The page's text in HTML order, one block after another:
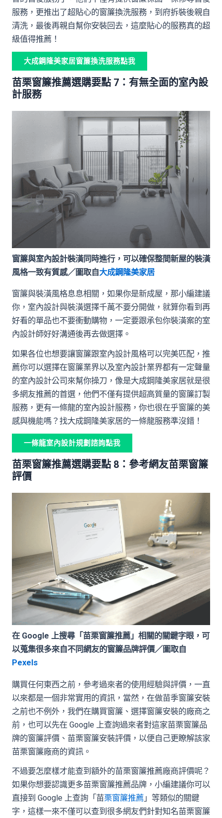
服務，更推出了超貼心的窗簾換洗服務，到府拆裝後親自
清洗，最後再親自幫你安裝回去，這麼貼心的服務真的超
級值得推薦！
大成鋼隆美家居窗簾換洗服務點我
苗栗窗簾推薦選購要點 7：有無全面的室內設
計服務
窗簾與室內設計裝潢同時進行，可以確保整間新屋的裝潢
風格一致有質感／圖取自大成鋼隆美家居
窗簾與裝潢風格息息相關，如果你是新成屋，那小編建議
你，室內設計與裝潢選擇千萬不要分開做，就算你看到再
好看的單品也不要衝動購物，一定要跟承包你裝潢案的室
內設計師好好溝通後再去做選擇。
如果各位也想要讓窗簾跟室內設計風格可以完美匹配，推
薦你可以選擇在窗簾業界以及室內設計業界都有一定聲量
的室內設計公司來幫你操刀，像是大成鋼隆美家居就是很
多網友推薦的首選，他們不僅有提供超高質量的窗簾訂製
服務，更有一條龍的室內設計服務，你也很在乎窗簾的美
感與機能嗎？找大成鋼隆美家居的一條龍服務準沒錯！
一條龍室內設計規劃諮詢點我
苗栗窗簾推薦選購要點 8：參考網友苗栗窗簾
評價
在 Google 上搜尋「苗栗窗簾推薦」相關的關鍵字眼，可
以蒐集很多來自不同網友的窗簾品牌評價／圖取自
Pexels
購買任何東西之前，參考過來者的使用經驗與評價，一直
以來都是一個非常實用的資訊，當然，在做苗季窗簾安裝
之前也不例外，我們在購買窗簾、選擇窗簾安裝的廠商之
前，也可以先在 Google 上查詢過來者對這家苗栗窗簾品
牌的窗簾評價、苗栗窗簾安裝評價，以便自己更瞭解該家
苗栗窗簾廠商的資訊。
不過要怎麼樣才能查到額外的苗栗窗簾推薦廠商評價呢？
如果你想要認識更多苗栗窗簾推薦品牌，小編建議你可以
直接到 Google 上查詢「苗栗窗簾推薦」等類似的關鍵
字，這樣一來不僅可以查到很多網友們針對知名苗栗窗簾